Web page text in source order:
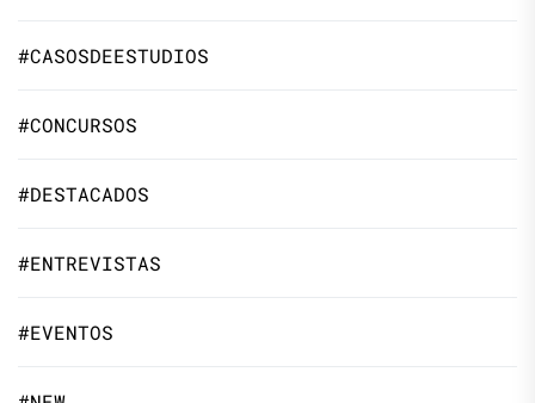
#CASOSDEESTUDIOS
#CONCURSOS
#DESTACADOS
#ENTREVISTAS
#EVENTOS